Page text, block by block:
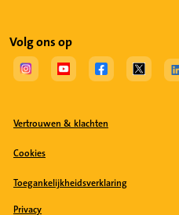
Volg ons op
(Opent in een nieuw tabblad)
(Opent in een nieuw
(Opent in
Vertrouwen & klachten
Cookies
Toegankelijkheidsverklaring
Privacy